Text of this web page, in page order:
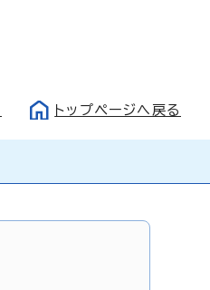
トップページへ戻る